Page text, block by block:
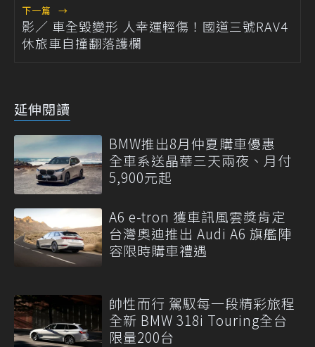
下一篇 →
影／ 車全毀變形 人幸運輕傷！國道三號RAV4
休旅車自撞翻落護欄
延伸閱讀
BMW推出8月仲夏購車優惠
全車系送晶華三天兩夜、月付
5,900元起
A6 e-tron 獲車訊風雲獎肯定
台灣奧迪推出 Audi A6 旗艦陣
容限時購車禮遇
帥性而行 駕馭每一段精彩旅程
全新 BMW 318i Touring全台
限量200台